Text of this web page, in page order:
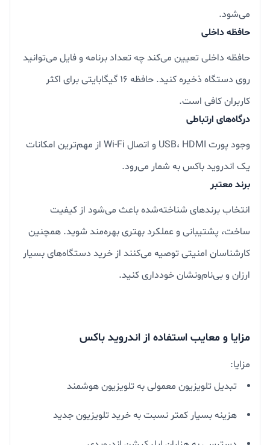
می‌شود.
حافظه داخلی
حافظه داخلی تعیین می‌کند چه تعداد برنامه و فایل می‌توانید
روی دستگاه ذخیره کنید. حافظه ۱۶ گیگابایتی برای اکثر
کاربران کافی است.
درگاه‌های ارتباطی
وجود پورت USB، HDMI و اتصال Wi-Fi از مهم‌ترین امکانات
یک اندروید باکس به شمار می‌رود.
برند معتبر
انتخاب برندهای شناخته‌شده باعث می‌شود از کیفیت
ساخت، پشتیبانی و عملکرد بهتری بهره‌مند شوید. همچنین
کارشناسان امنیتی توصیه می‌کنند از خرید دستگاه‌های بسیار
ارزان و بی‌نام‌ونشان خودداری کنید.
مزایا و معایب استفاده از اندروید باکس
مزایا:
تبدیل تلویزیون معمولی به تلویزیون هوشمند
هزینه بسیار کمتر نسبت به خرید تلویزیون جدید